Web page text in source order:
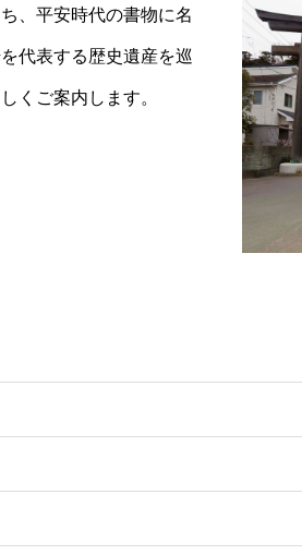
、平安時代の書物に名
代表する歴史遺産を巡
くご案内します。